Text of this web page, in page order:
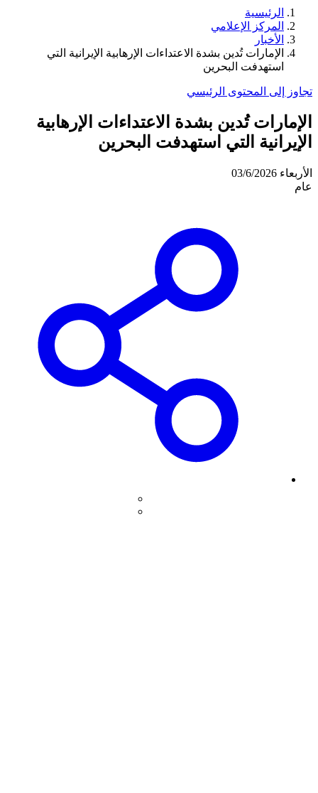
الرئيسية
المركز الإعلامي
الأخبار
الإمارات تُدين بشدة الاعتداءات الإرهابية الإيرانية التي
استهدفت البحرين
تجاوز إلى المحتوى الرئيسي
الإمارات تُدين بشدة الاعتداءات الإرهابية
الإيرانية التي استهدفت البحرين
الأربعاء 03/6/2026
عام